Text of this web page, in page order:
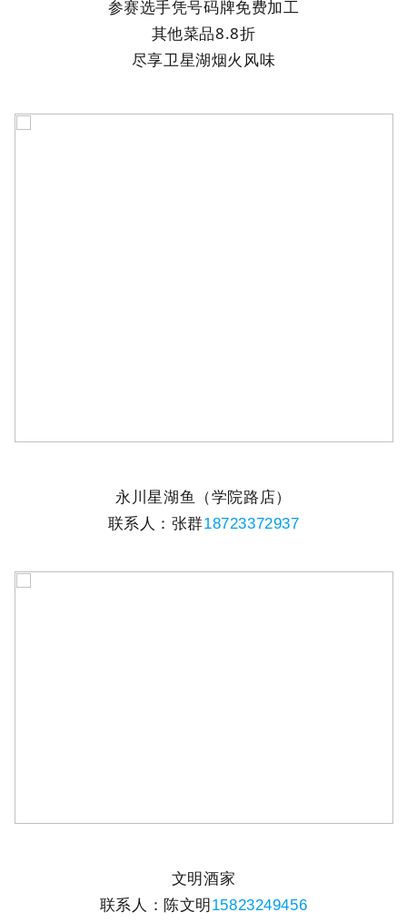
参赛选手凭号码牌免费加工
其他菜品8.8折
尽享卫星湖烟火风味
永川星湖鱼（学院路店）
联系人：张群18723372937
文明酒家
联系人：陈文明15823249456